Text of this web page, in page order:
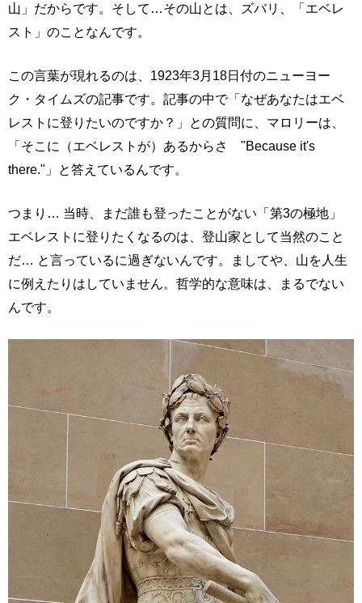
山」だからです。そして…その山とは、ズバリ、「エベレ
スト」のことなんです。
この言葉が現れるのは、1923年3月18日付のニューヨー
ク・タイムズの記事です。記事の中で「なぜあなたはエベ
レストに登りたいのですか？」との質問に、マロリーは、
「そこに（エベレストが）あるからさ "Because it's
there."」と答えているんです。
つまり… 当時、まだ誰も登ったことがない「第3の極地」
エベレストに登りたくなるのは、登山家として当然のこと
だ… と言っているに過ぎないんです。ましてや、山を人生
に例えたりはしていません。哲学的な意味は、まるでない
んです。